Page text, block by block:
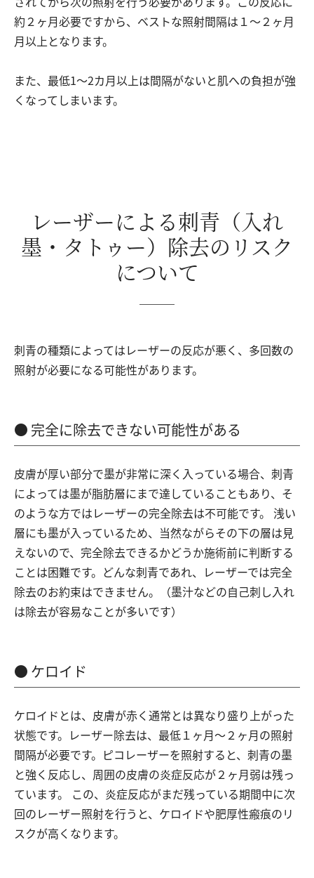
約２ヶ月必要ですから、ベストな照射間隔は１～２ヶ月
月以上となります。
また、最低1～2カ月以上は間隔がないと肌への負担が強
くなってしまいます。
レーザーによる刺青（入れ
墨・タトゥー）除去のリスク
について
刺青の種類によってはレーザーの反応が悪く、多回数の
照射が必要になる可能性があります。
完全に除去できない可能性がある
皮膚が厚い部分で墨が非常に深く入っている場合、刺青
によっては墨が脂肪層にまで達していることもあり、そ
のような方ではレーザーの完全除去は不可能です。 浅い
層にも墨が入っているため、当然ながらその下の層は見
えないので、完全除去できるかどうか施術前に判断する
ことは困難です。どんな刺青であれ、レーザーでは完全
除去のお約束はできません。（墨汁などの自己刺し入れ
は除去が容易なことが多いです）
ケロイド
ケロイドとは、皮膚が赤く通常とは異なり盛り上がった
状態です。レーザー除去は、最低１ヶ月～２ヶ月の照射
間隔が必要です。ピコレーザーを照射すると、刺青の墨
と強く反応し、周囲の皮膚の炎症反応が２ヶ月弱は残っ
ています。 この、炎症反応がまだ残っている期間中に次
回のレーザー照射を行うと、ケロイドや肥厚性瘢痕のリ
スクが高くなります。